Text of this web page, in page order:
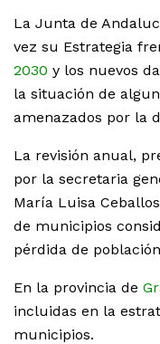
La Junta de
vez su Estrategia
2030 y los nuevos
la situación de
amenazados por la
La revisión anual,
por la secretaria
María Luisa
de municipios
pérdida de
En la provincia de
incluidas en la
municipios.